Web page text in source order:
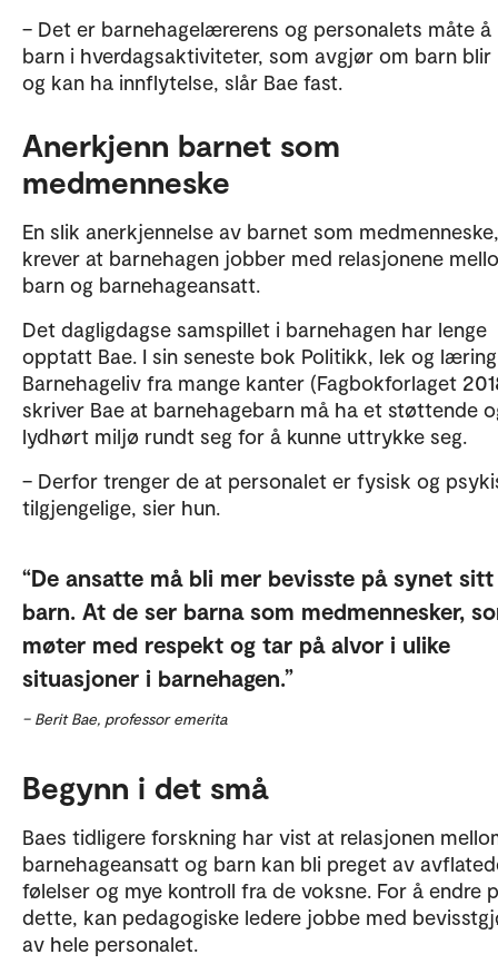
– Det er barnehagelærerens og personalets måte
barn i hverdagsaktiviteter, som avgjør om barn
og kan ha innflytelse, slår Bae fast.
Anerkjenn barnet som
medmenneske
En slik anerkjennelse av barnet som medmenneske,
krever at barnehagen jobber med relasjonene
barn og barnehageansatt.
Det dagligdagse samspillet i barnehagen har lenge
opptatt Bae. I sin seneste bok Politikk, lek og
Barnehageliv fra mange kanter (Fagbokforlaget
skriver Bae at barnehagebarn må ha et støttende
lydhørt miljø rundt seg for å kunne uttrykke seg.
– Derfor trenger de at personalet er fysisk og
tilgjengelige, sier hun.
De ansatte må bli mer bevisste på synet sitt
barn. At de ser barna som medmennesker,
møter med respekt og tar på alvor i ulike
situasjoner i barnehagen.
– Berit Bae, professor emerita
Begynn i det små
Baes tidligere forskning har vist at relasjonen
barnehageansatt og barn kan bli preget av
følelser og mye kontroll fra de voksne. For å endre
dette, kan pedagogiske ledere jobbe med
av hele personalet.